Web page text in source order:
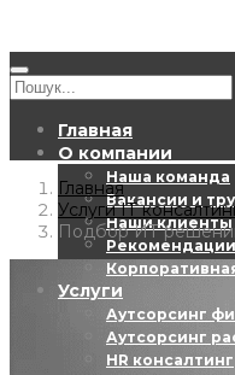
Главная
О компании
Наша команда
Вакансии и
Наши клиенты
Рекомендации
Услуги
Аутсорсинг
Аутсорсинг
HR консалтинг
Главная
Услуги ІТ
Подбор ИТ